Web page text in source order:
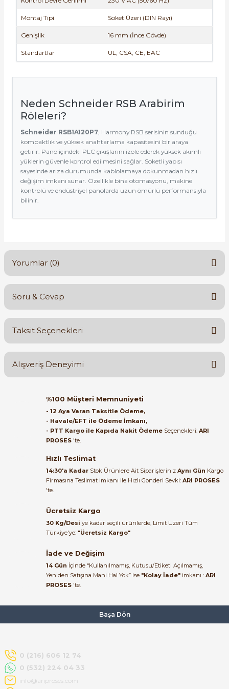
Montaj Tipi Soket Üzeri (DIN Rayı)
Genişlik 16 mm (İnce Gövde)
Standartlar UL, CSA, CE, EAC
Neden Schneider RSB Arabirim
Röleleri?
Schneider RSB1A120P7, Harmony RSB serisinin sunduğu
kompaktlık ve yüksek anahtarlama kapasitesini bir araya
getirir. Pano içindeki PLC çıkışlarını izole ederek yüksek akımlı
yüklerin güvenle kontrol edilmesini sağlar. Soketli yapısı
sayesinde arıza durumunda kablolamaya dokunmadan hızlı
değişim imkanı sunar. Özellikle bina otomasyonu, makine
kontrolü ve endüstriyel panolarda uzun ömürlü performansıyla
bilinir.
Yorumlar (0)
Bu ürüne ilk yorumu siz yapın!
Soru & Cevap
Ürün hakkında henüz soru sorulmamış.
Taksit Seçenekleri
Alışveriş Deneyimi
Orijinal kutusuyla ertesi gün
ulaştı elimize. Teşekkürler.
B... A... | 27/06/2026
bundan mehmet bey ilgi ve
alakası için teşekkür ederim
muhammed demirci |
Ürün elime eksiksiz ve hasarsız
ulaştı. Paketleme özenliydi,
Kemal Toktaş | 20/06/2026
problemsiz geçti.
Kemal Toktaş | 20/06/2026
Havale ile odeme yaptim ve
tedirgindim ama saticinin
sonrasindaki iletisim ve
bilgilendirmesinden cok
%100 Müşteri Memnuniyeti
- 12 Aya Varan Taksitle Ödeme,
- Havale/EFT ile Ödeme İmkanı,
- PTT Kargo ile Kapıda Nakit Ödeme Seçenekleri: ARI
PROSES 'te.
Hızlı Teslimat
14:30'a Kadar Stok Ürünlere Ait Siparişleriniz Aynı Gün Kargo
Firmasına Teslimat imkanı ile Hızlı Gönderi Sevki: ARI PROSES
'te.
Ücretsiz Kargo
30 Kg/Desi'ye kadar seçili ürünlerde, Limit Üzeri Tüm
Türkiye'ye: "Ücretsiz Kargo"
İade ve Değişim
14 Gün İçinde “Kullanılmamış, Kutusu/Etiketi Açılmamış,
Yeniden Satışına Mani Hal Yok” ise "Kolay İade" imkanı : ARI
PROSES 'te.
Başa Dön
0 (216) 606 12 74
0 (532) 224 04 33
info@ariproses.com